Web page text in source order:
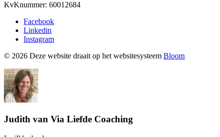
KvKnummer: 60012684
Facebook
Linkedin
Instagram
© 2026 Deze website draait op het websitesysteem Bloom
Judith van Via Liefde Coaching